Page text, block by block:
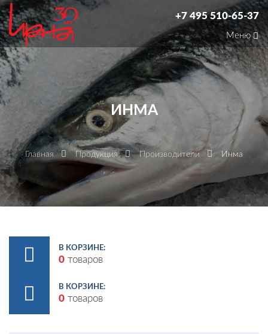
+7 495 510-65-37
Меню
ИНМА
Главная Продукция Производители Инма
В КОРЗИНЕ:
0 товаров
В КОРЗИНЕ:
0 товаров